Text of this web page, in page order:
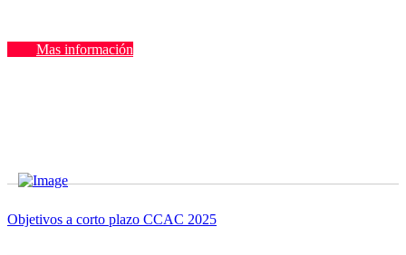
Mas información
Objetivos a corto plazo CCAC 2025